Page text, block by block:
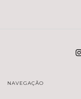
NAVEGAÇÃO